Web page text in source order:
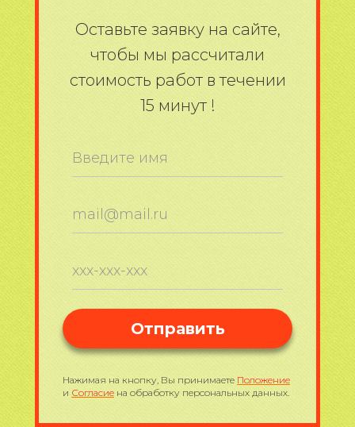
Оставьте заявку на сайте,
чтобы мы рассчитали
стоимость работ в течении
15 минут !
Нажимая на кнопку, Вы принимаете Положение
и Согласие на обработку персональных данных.